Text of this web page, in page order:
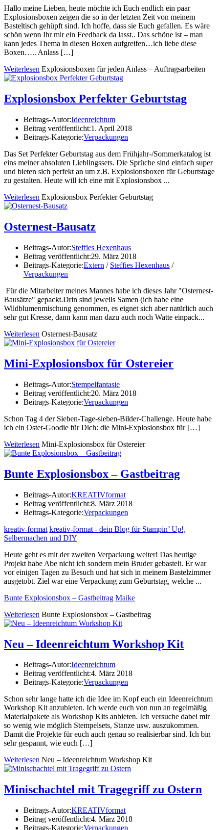
Hallo meine Lieben, heute möchte ich Euch endlich ein paar
Explosionsboxen zeigen die so in der letzten Zeit von meinem
Basteltisch gehüpft sind. Ich hoffe, dass sie Euch gefallen. Es wäre
schön wenn Ihr mir ein Feedback da lasst.. Das schöne ist – man
kann jedes Thema in diesen Boxen aufgreifen…ich liebe diese
Boxen….. Anlass […]
Weiterlesen Explosionsboxen für jeden Anlass – Auftragsarbeiten
Explosionsbox Perfekter Geburtstag
Beitrags-Autor:Ideenreichtum
Beitrag veröffentlicht:1. April 2018
Beitrags-Kategorie:Verpackungen
Das Set Perfekter Geburtstag aus dem Frühjahr-/Sommerkatalog ist
eins meiner absoluten Lieblingssets. Die Sprüche sind einfach super
und bieten sich perfekt an um z.B. Explosionsboxen für Geburtstage
zu gestalten. Heute will ich eine mit Explosionsbox ...
Weiterlesen Explosionsbox Perfekter Geburtstag
Osternest-Bausatz
Beitrags-Autor:Steffies Hexenhaus
Beitrag veröffentlicht:29. März 2018
Beitrags-Kategorie:Extern / Steffies Hexenhaus /
Verpackungen
Für die Mitarbeiter meines Mannes habe ich dieses Jahr "Osternest-
Bausätze" gepackt.Drin sind jeweils Samen (ich habe eine
Wildblumenmischung genommen, es eignet sich aber natürlich auch
sehr gut Kresse, dann kann man dazu auch noch Watte einpack...
Weiterlesen Osternest-Bausatz
Mini-Explosionsbox für Ostereier
Beitrags-Autor:Stempelfantasie
Beitrag veröffentlicht:20. März 2018
Beitrags-Kategorie:Verpackungen
Schon Tag 4 der Sieben-Tage-sieben-Bilder-Challenge. Heute habe
ich ein Oster-Goodie für Dich: die Mini-Explosionsbox für[…]
Weiterlesen Mini-Explosionsbox für Ostereier
Bunte Explosionsbox – Gastbeitrag
Beitrags-Autor:KREATIVformat
Beitrag veröffentlicht:8. März 2018
Beitrags-Kategorie:Verpackungen
kreativ-format kreativ-format - dein Blog für Stampin’ Up!,
Selbermachen und DIY
Heute geht es mit der zweiten Verpackung weiter! Das heutige
Projekt habe Abe nicht ich sondern mein Bruder gebastelt. Er war
vor einigen Tagen zu Besuch und hat sich in meinem Bastelzimmer
ausgetobt. Ziel war eine Verpackung zum Geburtstag, welche ...
Bunte Explosionsbox – Gastbeitrag Maike
Weiterlesen Bunte Explosionsbox – Gastbeitrag
Neu – Ideenreichtum Workshop Kit
Beitrags-Autor:Ideenreichtum
Beitrag veröffentlicht:4. März 2018
Beitrags-Kategorie:Verpackungen
Schon sehr lange hatte ich die Idee im Kopf euch ein Ideenreichtum
Workshop Kit anzubieten. Ich werde euch von nun an regelmäßig
Materialpakete als Workshop Kits anbieten. Ich versuche dabei mir
so wenig wie möglich Stempelsets, Stanze usw. auszukommen.
Damit die Projekte für euch auch genau so realisierbar sind. Ich bin
sehr gespannt, wie euch […]
Weiterlesen Neu – Ideenreichtum Workshop Kit
Minischachtel mit Tragegriff zu Ostern
Beitrags-Autor:KREATIVformat
Beitrag veröffentlicht:4. März 2018
Beitrags-Kategorie:Verpackungen